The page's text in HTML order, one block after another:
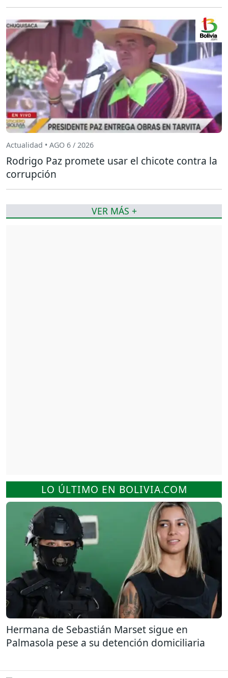
LO ÚLTIMO EN BOLIVIA.COM
Hermana de Sebastián Marset sigue en
Palmasola pese a su detención domiciliaria
Actualidad • AGO 6 / 2026
Rodrigo Paz promete usar el chicote contra la
corrupción
VER MÁS +